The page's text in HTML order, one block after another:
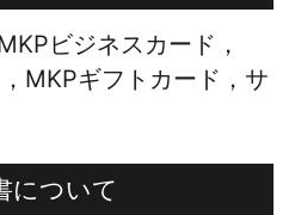
ビジネスカード，
MKPギフトカード，サ
について